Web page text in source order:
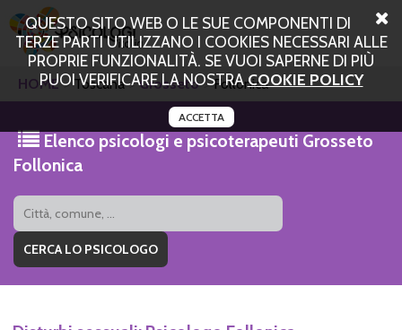
QUESTO SITO WEB O LE SUE COMPONENTI DI
TERZE PARTI UTILIZZANO I COOKIES NECESSARI ALLE
PROPRIE FUNZIONALITÀ. SE VUOI SAPERNE DI PIÙ
PUOI VERIFICARE LA NOSTRACOOKIE POLICY
ACCETTA
HOME Toscana Grosseto Follonica
Elenco psicologi e psicoterapeuti Grosseto
Follonica